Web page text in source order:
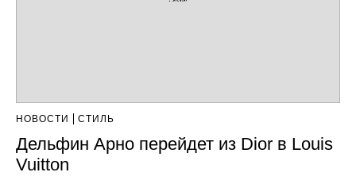
НОВОСТИ СТИЛЬ
Дельфин Арно перейдет из Dior в Louis
Vuitton